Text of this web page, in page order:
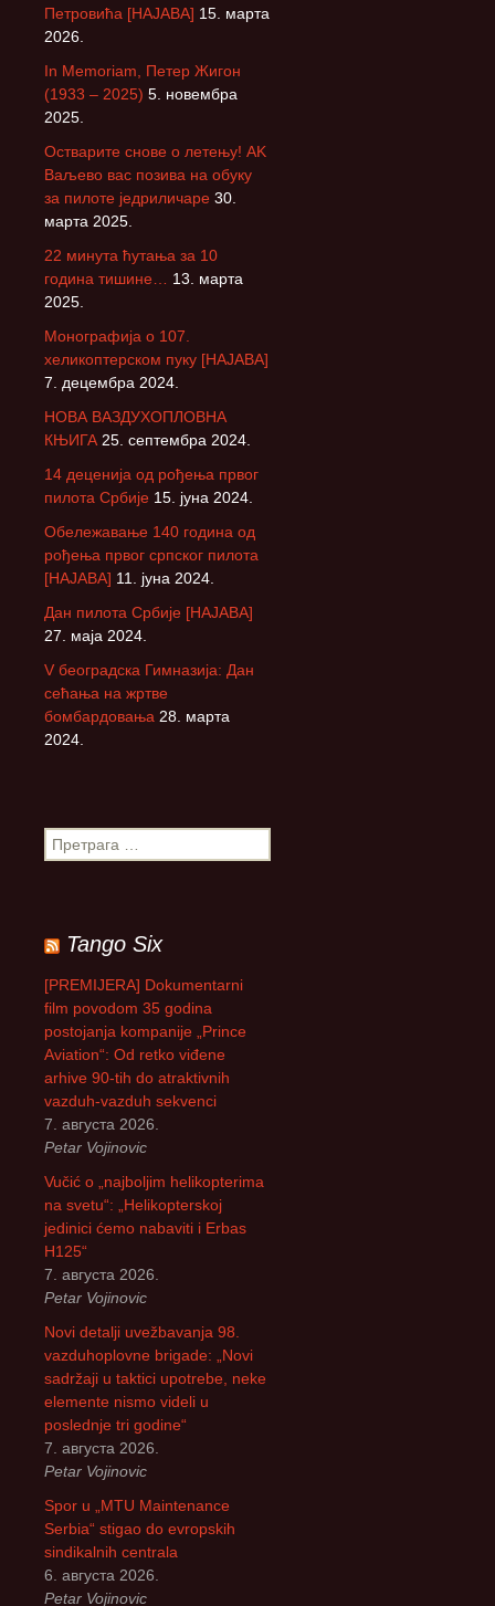
Петровића [НАЈАВА] 15. марта
2026.
In Memoriam, Петер Жигон
(1933 – 2025) 5. новембра
2025.
Остварите снове о летењу! АK
Ваљево вас позива на обуку
за пилоте једриличаре 30.
марта 2025.
22 минута ћутања за 10
година тишине…
13. марта
2025.
Монографија о 107.
хеликоптерском пуку [НАЈАВА]
7. децембра 2024.
НОВА ВАЗДУХОПЛОВНА
КЊИГА 25. септембра 2024.
14 деценија од рођења првог
пилота Србије 15. јуна 2024.
Обележавање 140 година од
рођења првог српског пилота
[НАЈАВА] 11. јуна 2024.
Дан пилота Србије [НАЈАВА]
27. маја 2024.
V београдска Гимназија: Дан
сећања на жртве
бомбардовања 28. марта
2024.
П
р
а
г
а
а
Tango Six
[PREMIJERA] Dokumentarni
film povodom 35 godina
postojanja kompanije „Prince
Aviation“: Od retko viđene
arhive 90-tih do atraktivnih
vazduh-vazduh sekvenci
7. августа 2026.
Petar Vojinovic
Vučić o „najboljim helikopterima
na svetu“: „Helikopterskoj
jedinici ćemo nabaviti i Erbas
H125“
7. августа 2026.
Petar Vojinovic
Novi detalji uvežbavanja 98.
vazduhoplovne brigade: „Novi
sadržaji u taktici upotrebe, neke
elemente nismo videli u
poslednje tri godine“
7. августа 2026.
Petar Vojinovic
Spor u „MTU Maintenance
Serbia“ stigao do evropskih
sindikalnih centrala
6. августа 2026.
Petar Vojinovic